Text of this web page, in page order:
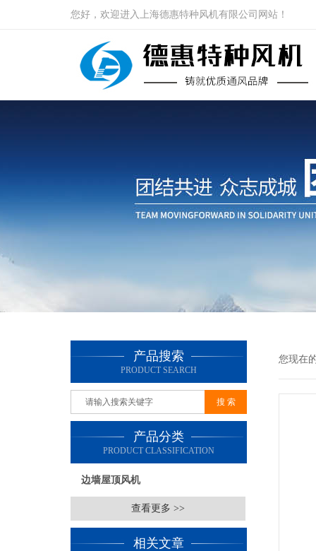
您好，欢迎进入上海德惠特种风机有限公司网站！
产品搜索
PRODUCT SEARCH
产品分类
PRODUCT CLASSIFICATION
边墙屋顶风机
查看更多 >>
相关文章
您现在